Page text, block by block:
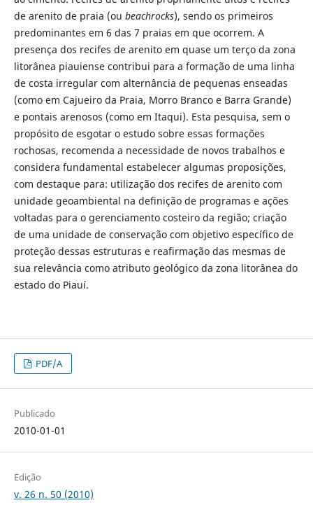
de arenito de praia (ou beachrocks), sendo os primeiros
predominantes em 6 das 7 praias em que ocorrem. A
presença dos recifes de arenito em quase um terço da zona
litorânea piauiense contribui para a formação de uma linha
de costa irregular com alternância de pequenas enseadas
(como em Cajueiro da Praia, Morro Branco e Barra Grande)
e pontais arenosos (como em Itaqui). Esta pesquisa, sem o
propósito de esgotar o estudo sobre essas formações
rochosas, recomenda a necessidade de novos trabalhos e
considera fundamental estabelecer algumas proposições,
com destaque para: utilização dos recifes de arenito com
unidade geoambiental na definição de programas e ações
voltadas para o gerenciamento costeiro da região; criação
de uma unidade de conservação com objetivo específico de
proteção dessas estruturas e reafirmação das mesmas de
sua relevância como atributo geológico da zona litorânea do
estado do Piauí.
PDF/A
Publicado
2010-01-01
Edição
v. 26 n. 50 (2010)